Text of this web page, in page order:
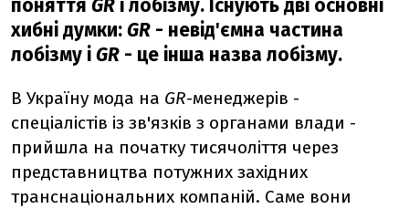
поняття GR і лобізму. Існують дві основні
хибні думки: GR - невід'ємна частина
лобізму і GR - це інша назва лобізму.
В Україну мода на GR-менеджерів -
спеціалістів із зв'язків з органами влади -
прийшла на початку тисячоліття через
представництва потужних західних
транснаціональних компаній. Саме вони